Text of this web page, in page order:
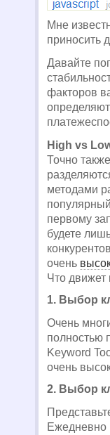
Мне
приносить
Давайте
факторов
High vs
Точно
методами
первому
будете
очень
Что
1. Выбор
Очень
полностью
Keyword
очень
2. Выбор
Ежедневно